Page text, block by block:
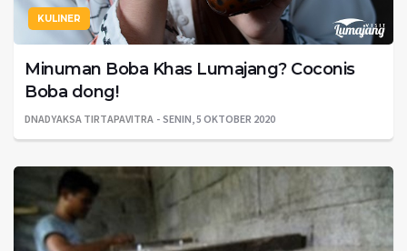
KULINER
Minuman Boba Khas Lumajang? Coconis
Boba dong!
DNADYAKSA TIRTAPAVITRA SENIN, 5 OKTOBER 2020